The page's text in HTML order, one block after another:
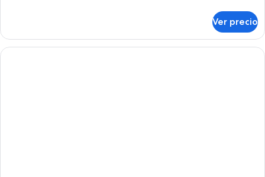
camas
individuales
Confort
con
2
Ver precio